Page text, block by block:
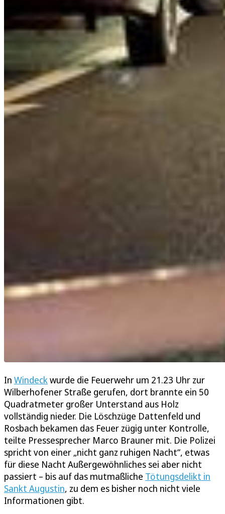
In Windeckwurde die Feuerwehr um 21.23 Uhr zur
Wilberhofener Straße gerufen, dort brannte ein 50
Quadratmeter großer Unterstand aus Holz
vollständig nieder. Die Löschzüge Dattenfeld und
Rosbach bekamen das Feuer zügig unter Kontrolle,
teilte Pressesprecher Marco Brauner mit. Die Polizei
spricht von einer „nicht ganz ruhigen Nacht“, etwas
für diese Nacht Außergewöhnliches sei aber nicht
passiert – bis auf das mutmaßliche Tötungsdelikt in
Sankt Augustin, zu dem es bisher noch nicht viele
Informationen gibt.